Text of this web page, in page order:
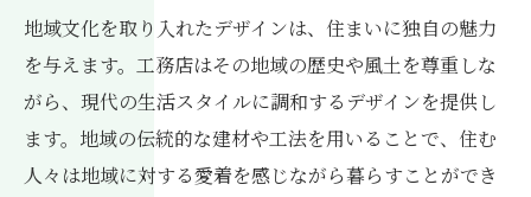
地域文化を取り入れたデザインは、住まいに独自の魅力
を与えます。工務店はその地域の歴史や風土を尊重しな
がら、現代の生活スタイルに調和するデザインを提供し
ます。地域の伝統的な建材や工法を用いることで、住む
人々は地域に対する愛着を感じながら暮らすことができ